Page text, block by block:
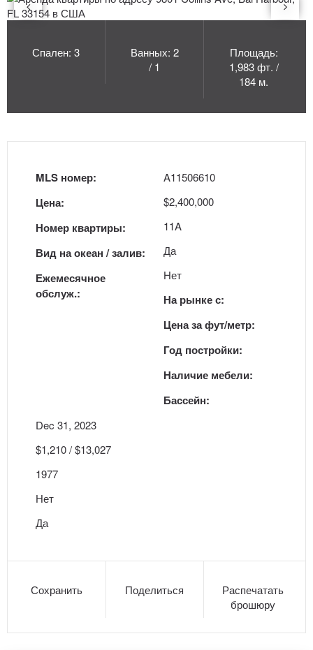
Спален: 3
Ванных: 2
/ 1
Площадь:
1,983 фт. /
184 м.
MLS номер:
Цена:
Номер квартиры:
Вид на океан / залив:
Ежемесячное
обслуж.:
A11506610
$2,400,000
11A
Да
Нет
На рынке с:
Цена за фут/метр:
Год постройки:
Наличие мебели:
Бассейн:
Dec 31, 2023
$1,210 / $13,027
1977
Нет
Да
Сохранить Поделиться
Распечатать
брошюру